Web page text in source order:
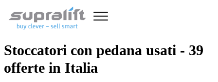
Stoccatori con pedana usati - 39
offerte in Italia